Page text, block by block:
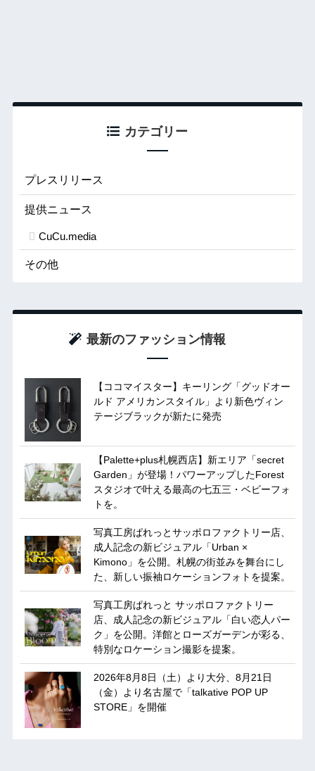
カテゴリー
プレスリリース
提供ニュース
CuCu.media
その他
最新のファッション情報
【ココマイスター】キーリング「グッドオー
ルド アメリカンスタイル」より新色ヴィン
テージブラックが新たに発売
【Palette+plus札幌西店】新エリア「secret
Garden」が登場！パワーアップしたForest
スタジオで叶える最高の七五三・ベビーフォ
トを。
写真工房ぱれっとサッポロファクトリー店、
成人記念の新ビジュアル「Urban ×
Kimono」を公開。札幌の街並みを舞台にし
た、新しい振袖ロケーションフォトを提案。
写真工房ぱれっと サッポロファクトリー
店、成人記念の新ビジュアル「白い恋人パー
ク」を公開。洋館とローズガーデンが彩る、
特別なロケーション撮影を提案。
2026年8月8日（土）より大分、8月21日
（金）より名古屋で「talkative POP UP
STORE」を開催